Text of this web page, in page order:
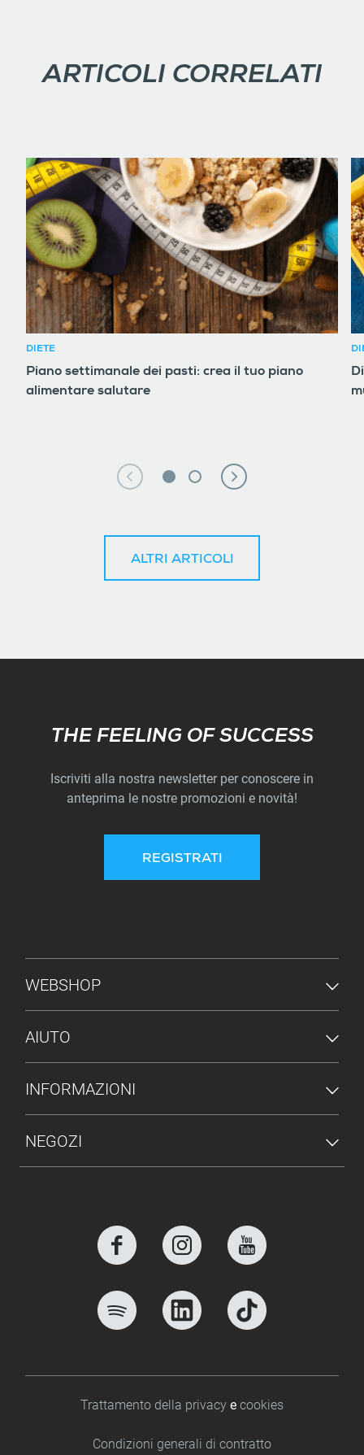
ARTICOLI CORRELATI
DIETE
Piano settimanale dei pasti: crea il tuo piano
alimentare salutare
ALTRI ARTICOLI
Subscribe
THE FEELING OF SUCCESS
Iscriviti alla nostra newsletter per conoscere in
anteprima le nostre promozioni e novità!
REGISTRATI
MENU PIÈ DI PAGINA
WEBSHOP
AIUTO
INFORMAZIONI
NEGOZI
Footer bottomTrattamento della privacy e cookies
Condizioni generali di contratto